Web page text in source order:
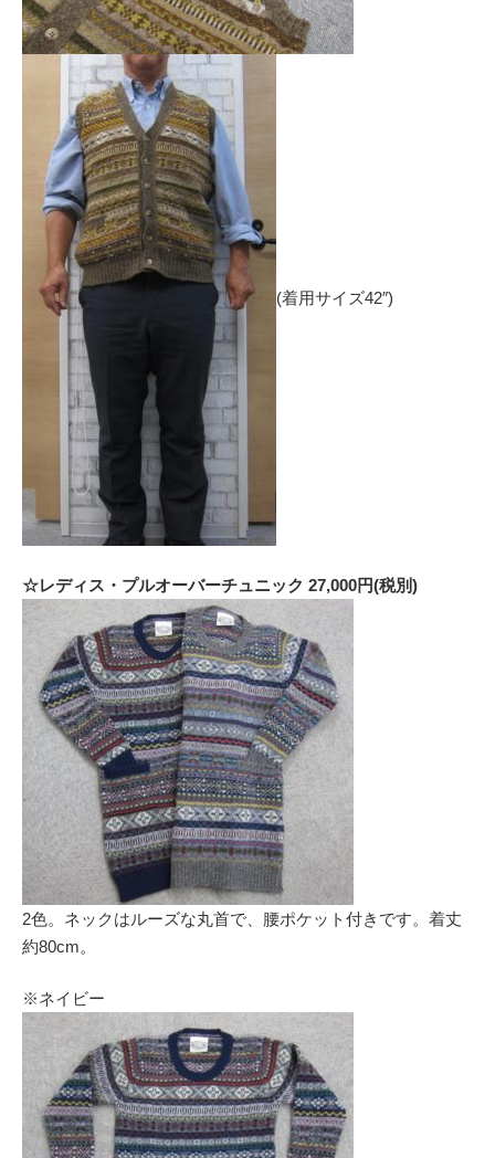
(着用サイズ42″)
☆レディス・プルオーバーチュニック 27,000円(税別)
2色。ネックはルーズな丸首で、腰ポケット付きです。着丈
約80cm。
※ネイビー